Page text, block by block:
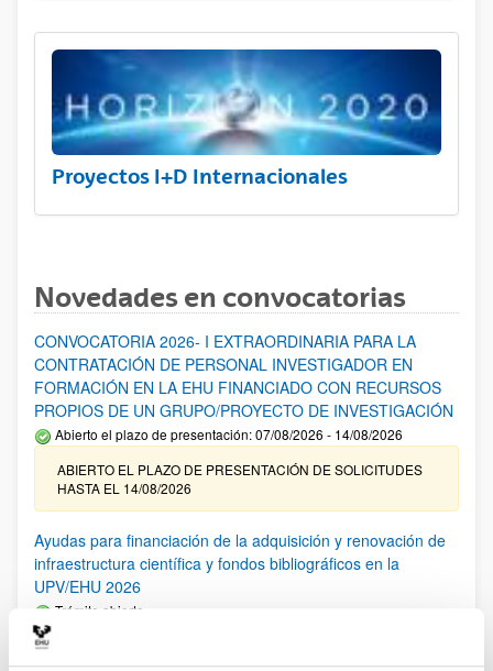
Proyectos I+D Internacionales
Novedades en convocatorias
CONVOCATORIA 2026- I EXTRAORDINARIA PARA LA
CONTRATACIÓN DE PERSONAL INVESTIGADOR EN
FORMACIÓN EN LA EHU FINANCIADO CON RECURSOS
PROPIOS DE UN GRUPO/PROYECTO DE INVESTIGACIÓN
Abierto el plazo de presentación: 07/08/2026 - 14/08/2026
ABIERTO EL PLAZO DE PRESENTACIÓN DE SOLICITUDES
HASTA EL 14/08/2026
Ayudas para financiación de la adquisición y renovación de
infraestructura científica y fondos bibliográficos en la
UPV/EHU 2026
Trámite abierto
solicitudes admitidas y excluidas. 23/03/2026: Relación